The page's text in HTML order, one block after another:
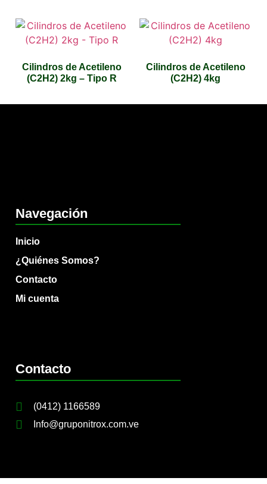
Cilindros de Acetileno
(C2H2) 2kg – Tipo R
Cilindros de Acetileno
(C2H2) 4kg
Navegación
Inicio
¿Quiénes Somos?
Contacto
Mi cuenta
Contacto
(0412) 1166589
Info@gruponitrox.com.ve